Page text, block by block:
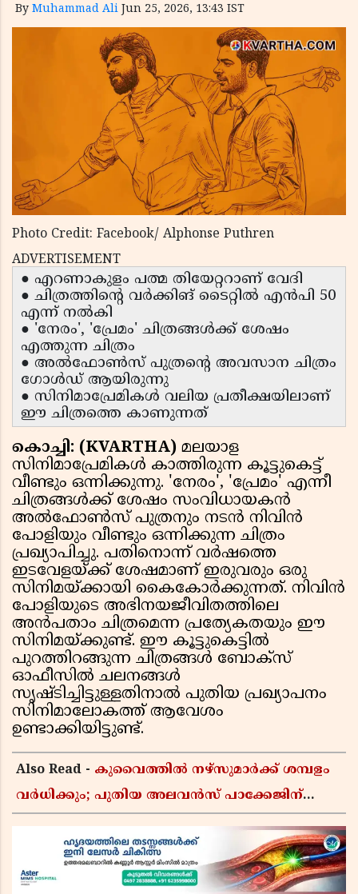
By Muhammad Ali Jun 25, 2026, 13:43 IST
Photo Credit: Facebook/ Alphonse Puthren
ADVERTISEMENT
● എറണാകുളം പത്മ തിയേറ്ററാണ് വേദി
● ചിത്രത്തിന്റെ വർക്കിങ് ടൈറ്റിൽ എൻപി 50
എന്ന് നൽകി
● 'നേരം', 'പ്രേമം' ചിത്രങ്ങൾക്ക് ശേഷം
എത്തുന്ന ചിത്രം
● അൽഫോൺസ് പുത്രന്റെ അവസാന ചിത്രം
ഗോൾഡ് ആയിരുന്നു
● സിനിമാപ്രേമികൾ വലിയ പ്രതീക്ഷയിലാണ്
ഈ ചിത്രത്തെ കാണുന്നത്
കൊച്ചി: (KVARTHA) മലയാള
സിനിമാപ്രേമികൾ കാത്തിരുന്ന കൂട്ടുകെട്ട്
വീണ്ടും ഒന്നിക്കുന്നു. 'നേരം', 'പ്രേമം' എന്നീ
ചിത്രങ്ങൾക്ക് ശേഷം സംവിധായകൻ
അൽഫോൺസ് പുത്രനും നടൻ നിവിൻ
പോളിയും വീണ്ടും ഒന്നിക്കുന്ന ചിത്രം
പ്രഖ്യാപിച്ചു. പതിനൊന്ന് വർഷത്തെ
ഇടവേളയ്ക്ക് ശേഷമാണ് ഇരുവരും ഒരു
സിനിമയ്ക്കായി കൈകോർക്കുന്നത്. നിവിൻ
പോളിയുടെ അഭിനയജീവിതത്തിലെ
അൻപതാം ചിത്രമെന്ന പ്രത്യേകതയും ഈ
സിനിമയ്ക്കുണ്ട്. ഈ കൂട്ടുകെട്ടിൽ
പുറത്തിറങ്ങുന്ന ചിത്രങ്ങൾ ബോക്സ്
ഓഫീസിൽ ചലനങ്ങൾ
സൃഷ്ടിച്ചിട്ടുള്ളതിനാൽ പുതിയ പ്രഖ്യാപനം
സിനിമാലോകത്ത് ആവേശം
ഉണ്ടാക്കിയിട്ടുണ്ട്.
Also Read - കുവൈത്തിൽ നഴ്‌സുമാർക്ക് ശമ്പളം
വർധിക്കും; പുതിയ അലവൻസ് പാക്കേജിന്